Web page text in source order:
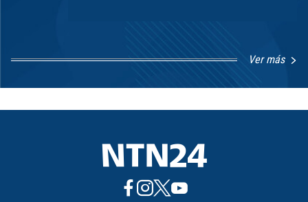
Ver más
1
8